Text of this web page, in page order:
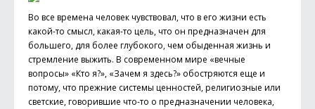
Во все времена человек чувствовал, что в его жизни есть
какой-то смысл, какая-то цель, что он предназначен для
большего, для более глубокого, чем обыденная жизнь и
стремление выжить. В современном мире «вечные
вопросы» «Кто я?», «Зачем я здесь?» обостряются еще и
потому, что прежние системы ценностей, религиозные или
светские, говорившие что-то о предназначении человека,